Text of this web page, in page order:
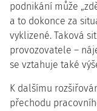
podnikání může
a to dokonce za
vyklizené. Taková
provozovatele –
se vztahuje také
K dalšímu
přechodu